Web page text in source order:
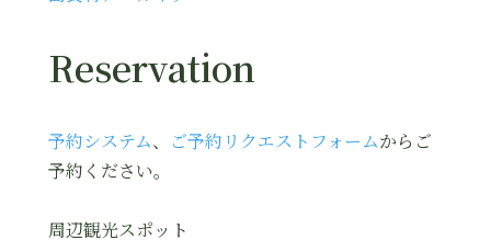
Reservation
予約システム、 ご予約リクエストフォームからご
予約ください。
周辺観光スポット